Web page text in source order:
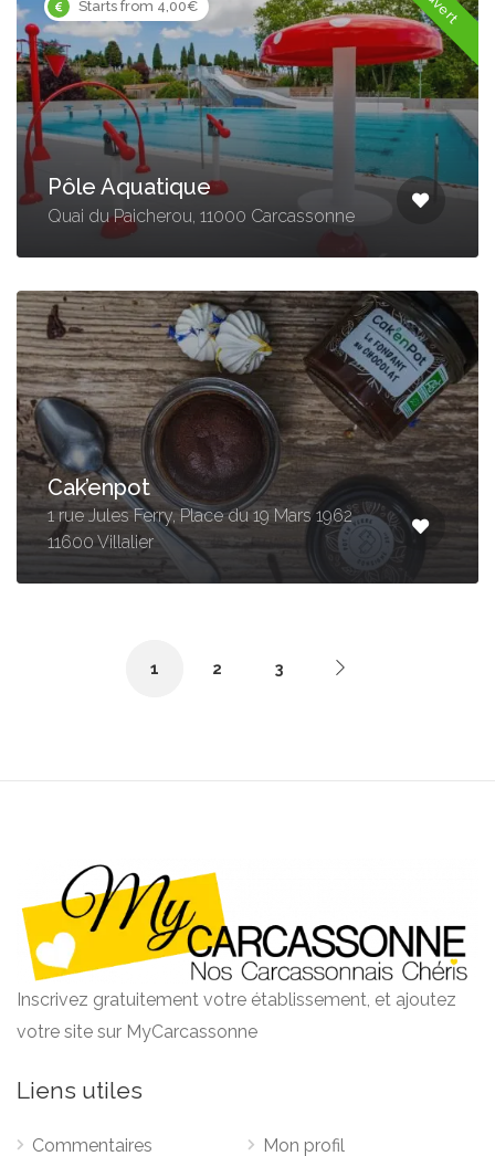
Starts from 4,00€
Pôle Aquatique
Quai du Paicherou, 11000 Carcassonne
Cak’enpot
1 rue Jules Ferry, Place du 19 Mars 1962
11600 Villalier
1 2 3
Inscrivez gratuitement votre établissement, et ajoutez
votre site sur MyCarcassonne
Liens utiles
Commentaires Mon profil